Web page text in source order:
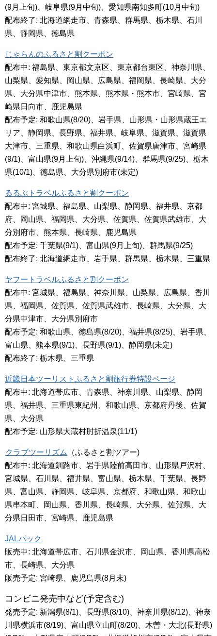
(9月上旬)、岐阜県(9月中旬)、愛知県南知多町(10月中旬)
配布終了: 北海道網走市、青森県、群馬県、栃木県、石川
県、静岡県、徳島県
じゃらんのふるさと割クーポン
配布中: 福島県、東京都文京区、東京都台東区、神奈川県、
山梨県、愛知県、岡山県、広島県、福岡県、長崎県、大分
県、大分県中津市、熊本県、熊本県・熊本市、宮崎県、宮
崎県日向市、鹿児島県
配布予定: 和歌山県(8/20)、岩手県、山形県・山形県蔵王エ
リア、静岡県、長野県、福井県、岐阜県、滋賀県、滋賀県
大津市、三重県、和歌山県白浜町、佐賀県唐津市、宮崎県
(9/1)、富山県(9月上旬)、沖縄県(9/14)、群馬県(9/25)、栃木
県(10/1)、徳島県、大分県別府市(未定)
るるぶトラベルふるさと割クーポン
配布中: 宮城県、福島県、山梨県、静岡県、福井県、京都
府、岡山県、福岡県、大分県、佐賀県、佐賀県武雄市、大
分別府市、熊本県、長崎県、鹿児島県
配布予定: 千葉県(9/1)、富山県(9月上旬)、群馬県(9/25)
配布終了: 北海道網走市、岩手県、群馬県、栃木県、三重県
ヤフートラベルふるさと割クーポン
配布中: 宮城県、福島県、神奈川県、山梨県、広島県、香川
県、福岡県、佐賀県、佐賀県武雄市、長崎県、大分県、大
分県中津市、大分県別府市
配布予定: 和歌山県、徳島県(8/20)、福井県(8/25)、岩手県、
富山県、熊本県(9/1)、長野県(9/1)、静岡県(未定)
配布終了: 栃木県、三重県
近畿日本ツーリストふるさと割旅行券特設ページ
配布中: 北海道帯広市、青森県、神奈川県、山梨県、静岡
県、福井県、三重県東紀州、和歌山県、京都府丹後、佐賀
県、大分県
配布予定: 山形県大蔵村肘折温泉(11/1)
クラブツーリズム
（ふるさと割ツアー)
配布中: 北海道釧路市、岩手県陸前高田市、山形県戸沢村、
宮城県、石川県、福井県、富山県、栃木県、千葉県、長野
県、富山県、静岡県、岐阜県、京都府、和歌山県、和歌山
県串本町、岡山県、香川県、長崎県、大分県、佐賀県、大
分県日田市、宮崎県、鹿児島県
JALパック
販売中: 北海道帯広市、石川県金沢市、岡山県、香川県高松
市、長崎県、大分県
販売予定: 宮崎県、鹿児島県(8月末)
コンビニ発売中など(予定含む)
発売予定: 新潟県(8/1)、長野県(8/10)、神奈川県(8/12)、神奈
川県横浜市(8/19)、富山県立山町(8/20)、木曽・大北(長野県)